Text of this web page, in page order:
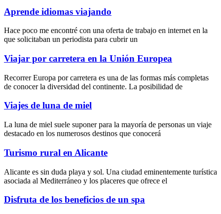
Aprende idiomas viajando
Hace poco me encontré con una oferta de trabajo en internet en la
que solicitaban un periodista para cubrir un
Viajar por carretera en la Unión Europea
Recorrer Europa por carretera es una de las formas más completas
de conocer la diversidad del continente. La posibilidad de
Viajes de luna de miel
La luna de miel suele suponer para la mayoría de personas un viaje
destacado en los numerosos destinos que conocerá
Turismo rural en Alicante
Alicante es sin duda playa y sol. Una ciudad eminentemente turística
asociada al Mediterráneo y los placeres que ofrece el
Disfruta de los beneficios de un spa